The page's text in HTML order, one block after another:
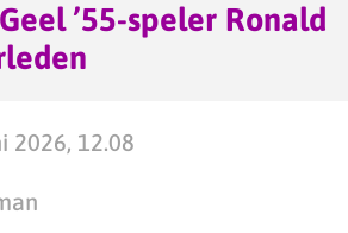
’55-speler Ronald
2026, 12.08